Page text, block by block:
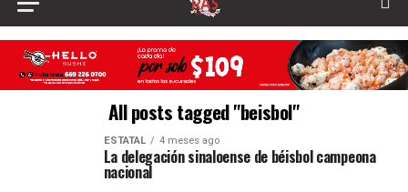
All posts tagged "beisbol"
ESTATAL 4 meses ago
La delegación sinaloense de béisbol campeona
nacional